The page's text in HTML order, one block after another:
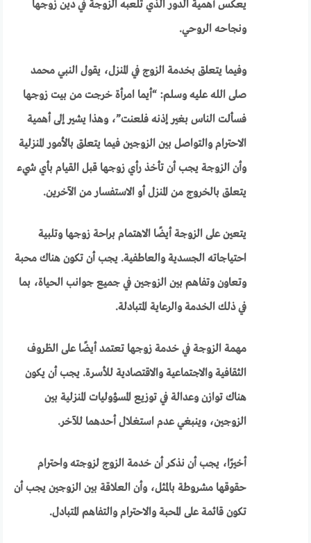
يعكس أهمية الدور الذي تلعبه الزوجة في دين زوجها
ونجاحه الروحي.
وفيما يتعلق بخدمة الزوج في المنزل، يقول النبي محمد
صلى الله عليه وسلم: “أيما امرأة خرجت من بيت زوجها
فسألت الناس بغير إذنه فلعنت”، وهذا يشير إلى أهمية
الاحترام والتواصل بين الزوجين فيما يتعلق بالأمور المنزلية
وأن الزوجة يجب أن تأخذ رأي زوجها قبل القيام بأي شيء
يتعلق بالخروج من المنزل أو الاستفسار من الآخرين.
يتعين على الزوجة أيضًا الاهتمام براحة زوجها وتلبية
احتياجاته الجسدية والعاطفية. يجب أن تكون هناك محبة
وتعاون وتفاهم بين الزوجين في جميع جوانب الحياة، بما
في ذلك الخدمة والرعاية المتبادلة.
مهمة الزوجة في خدمة زوجها تعتمد أيضًا على الظروف
الثقافية والاجتماعية والاقتصادية للأسرة. يجب أن يكون
هناك توازن وعدالة في توزيع المسؤوليات المنزلية بين
الزوجين، وينبغي عدم استغلال أحدهما للآخر.
أخيرًا، يجب أن نذكر أن خدمة الزوج لزوجته واحترام
حقوقها مشروطة بالمثل، وأن العلاقة بين الزوجين يجب أن
تكون قائمة على المحبة والاحترام والتفاهم المتبادل.